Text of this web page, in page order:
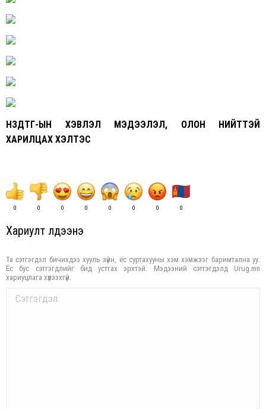
НЗДТГ-ЫН ХЭВЛЭЛ МЭДЭЭЛЭЛ, ОЛОН НИЙТТЭЙ
ХАРИЛЦАХ ХЭЛТЭС
0 0 0 0 0 0 0 0
Хариулт үлдээнэ үү
Та сэтгэгдэл бичихдээ хууль зүйн, ёс суртахууны хэм хэмжээг баримтална уу.
Ёс бус сэтгэгдлийг бид устгах эрхтэй. Мэдээний сэтгэгдэлд Urug.mn
хариуцлага хүлээхгүй.
Comment